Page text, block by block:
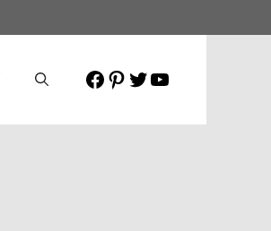
Facebook
Pinterest
Twitter
YouTube